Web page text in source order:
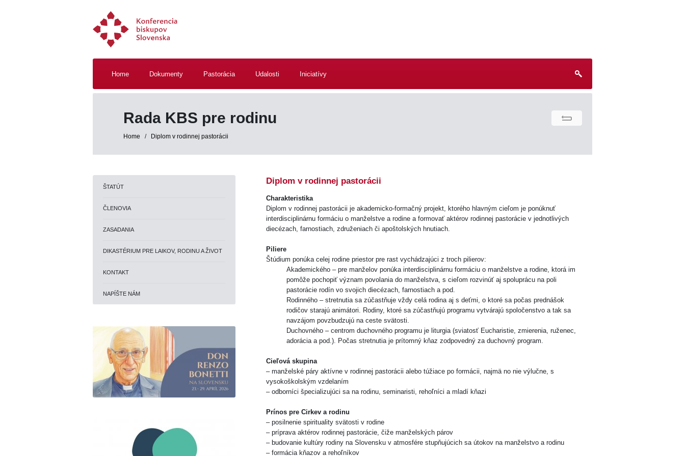
Home Dokumenty Pastorácia Udalosti Iniciatívy
Rada KBS pre rodinu
Home / Diplom v rodinnej pastorácii
ŠTATÚT
ČLENOVIA
ZASADANIA
DIKASTÉRIUM PRE LAIKOV, RODINU A ŽIVOT
KONTAKT
NAPÍŠTE NÁM
Diplom v rodinnej pastorácii
Charakteristika
Diplom v rodinnej pastorácii je akademicko-formačný projekt, ktorého hlavným cieľom je ponúknuť
interdisciplinárnu formáciu o manželstve a rodine a formovať aktérov rodinnej pastorácie v jednotlivých
diecézach, farnostiach, združeniach či apoštolských hnutiach.
Piliere
Štúdium ponúka celej rodine priestor pre rast vychádzajúci z troch pilierov:
Akademického – pre manželov ponúka interdisciplinárnu formáciu o manželstve a rodine, ktorá im
pomôže pochopiť význam povolania do manželstva, s cieľom rozvinúť aj spoluprácu na poli
pastorácie rodín vo svojich diecézach, farnostiach a pod.
Rodinného – stretnutia sa zúčastňuje vždy celá rodina aj s deťmi, o ktoré sa počas prednášok
rodičov starajú animátori. Rodiny, ktoré sa zúčastňujú programu vytvárajú spoločenstvo a tak sa
navzájom povzbudzujú na ceste svätosti.
Duchovného – centrom duchovného programu je liturgia (sviatosť Eucharistie, zmierenia, ruženec,
adorácia a pod.). Počas stretnutia je prítomný kňaz zodpovedný za duchovný program.
Cieľová skupina
– manželské páry aktívne v rodinnej pastorácii alebo túžiace po formácii, najmä no nie výlučne, s
vysokoškolským vzdelaním
– odborníci špecializujúci sa na rodinu, seminaristi, rehoľníci a mladí kňazi
Prínos pre Cirkev a rodinu
– posilnenie spirituality svätosti v rodine
– príprava aktérov rodinnej pastorácie, čiže manželských párov
– budovanie kultúry rodiny na Slovensku v atmosfére stupňujúcich sa útokov na manželstvo a rodinu
– formácia kňazov a rehoľníkov